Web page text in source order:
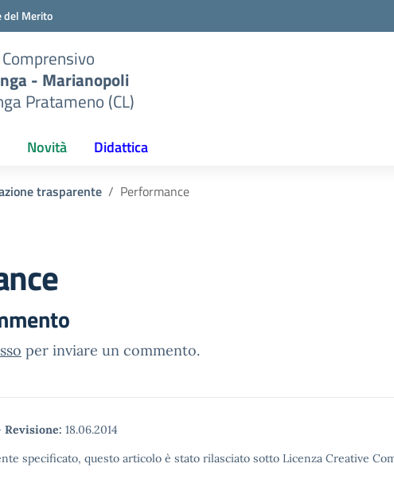
del Merito
- Marianopoli
Pratameno (CL)
Novità Didattica
trasparente Performance
per inviare un commento.
Revisione: 18.06.2014
specificato, questo articolo è stato rilasciato sotto Licenza Creative